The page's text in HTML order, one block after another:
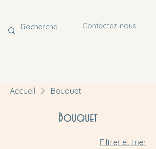
Contactez-nous
Accueil Bouquet
Bouquet
Filtrer et trier